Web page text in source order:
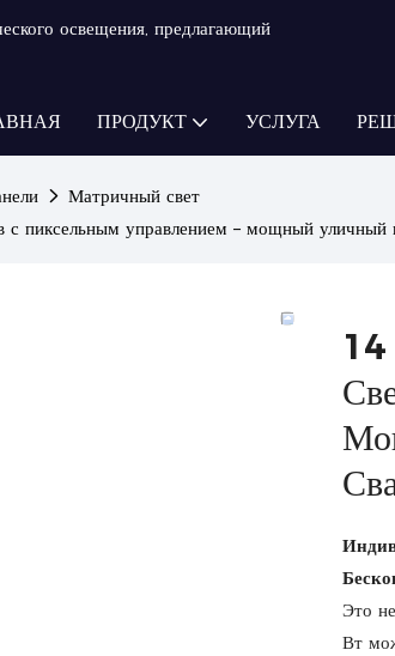
освещения, предлагающий
ПРОДУКТ УСЛУГА
Матричный свет
пиксельным управлением – мощный уличный
14
Это
Вт